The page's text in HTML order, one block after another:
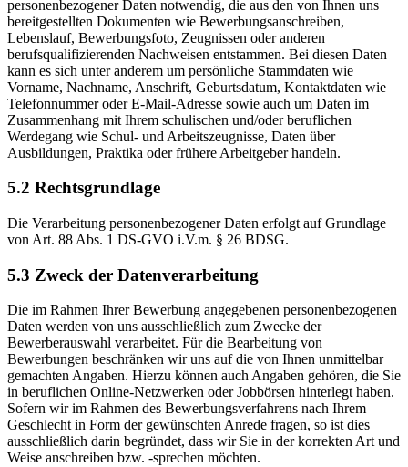
personenbezogener Daten notwendig, die aus den von Ihnen uns
bereitgestellten Dokumenten wie Bewerbungsanschreiben,
Lebenslauf, Bewerbungsfoto, Zeugnissen oder anderen
berufsqualifizierenden Nachweisen entstammen. Bei diesen Daten
kann es sich unter anderem um persönliche Stammdaten wie
Vorname, Nachname, Anschrift, Geburtsdatum, Kontaktdaten wie
Telefonnummer oder E-Mail-Adresse sowie auch um Daten im
Zusammenhang mit Ihrem schulischen und/oder beruflichen
Werdegang wie Schul- und Arbeitszeugnisse, Daten über
Ausbildungen, Praktika oder frühere Arbeitgeber handeln.
5.2 Rechtsgrundlage
Die Verarbeitung personenbezogener Daten erfolgt auf Grundlage
von Art. 88 Abs. 1 DS-GVO i.V.m. § 26 BDSG.
5.3 Zweck der Datenverarbeitung
Die im Rahmen Ihrer Bewerbung angegebenen personenbezogenen
Daten werden von uns ausschließlich zum Zwecke der
Bewerberauswahl verarbeitet. Für die Bearbeitung von
Bewerbungen beschränken wir uns auf die von Ihnen unmittelbar
gemachten Angaben. Hierzu können auch Angaben gehören, die Sie
in beruflichen Online-Netzwerken oder Jobbörsen hinterlegt haben.
Sofern wir im Rahmen des Bewerbungsverfahrens nach Ihrem
Geschlecht in Form der gewünschten Anrede fragen, so ist dies
ausschließlich darin begründet, dass wir Sie in der korrekten Art und
Weise anschreiben bzw. -sprechen möchten.